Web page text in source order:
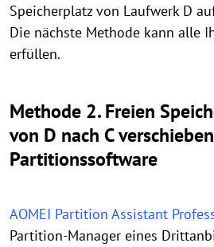
Speicherplatz von Laufwerk D
Die nächste Methode kann alle
erfüllen.
Methode 2. Freien
von D nach C
Partitionssoftware
AOMEI Partition Assistant
Partition-Manager eines